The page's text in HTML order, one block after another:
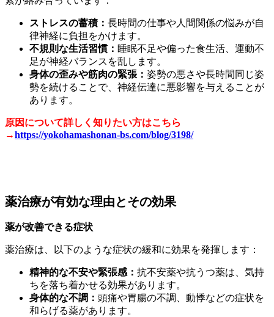
ストレスの蓄積： 長時間の仕事や人間関係の悩みが自
律神経に負担をかけます。
不規則な生活習慣： 睡眠不足や偏った食生活、運動不
足が神経バランスを乱します。
身体の歪みや筋肉の緊張： 姿勢の悪さや長時間同じ姿
勢を続けることで、神経伝達に悪影響を与えることが
あります。
原因について詳しく知りたい方はこちら
→https://yokohamashonan-bs.com/blog/3198/
薬治療が有効な理由とその効果
薬が改善できる症状
薬治療は、以下のような症状の緩和に効果を発揮します：
精神的な不安や緊張感： 抗不安薬や抗うつ薬は、気持
ちを落ち着かせる効果があります。
身体的な不調： 頭痛や胃腸の不調、動悸などの症状を
和らげる薬があります。